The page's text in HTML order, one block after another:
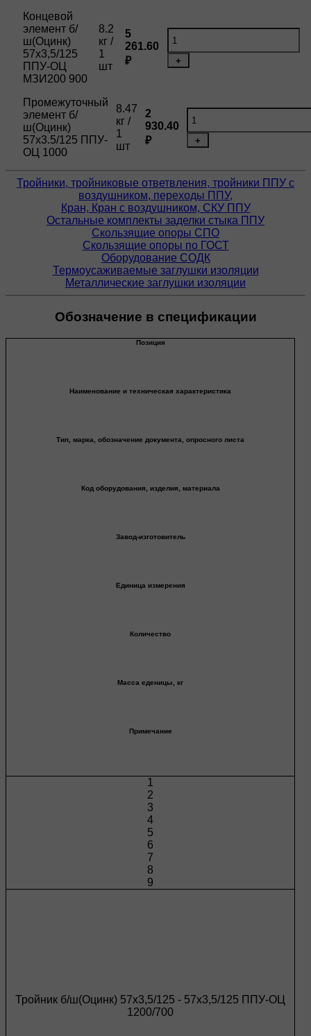
Концевой
элемент б/
ш(Оцинк)
57х3,5/125
ППУ-ОЦ
МЗИ200 900
8.2
кг /
1
шт
5
261.60
₽
+
Промежуточный
элемент б/
ш(Оцинк)
57х3.5/125 ППУ-
ОЦ 1000
8.47
кг /
1
шт
2
930.40
₽
+
Тройники, тройниковые ответвления, тройники ППУ с
воздушником, переходы ППУ,
Кран, Кран с воздушником, СКУ ППУ
Остальные комплекты заделки стыка ППУ
Скользящие опоры СПО
Скользящие опоры по ГОСТ
Оборудование СОДК
Термоусаживаемые заглушки изоляции
Металлические заглушки изоляции
Обозначение в спецификации
Позиция
Наименование и техническая характеристика
Тип, марка, обозначение документа, опросного листа
Код оборудования, изделия, материала
Завод-изготовитель
Единица измерения
Количество
Масса еденицы, кг
Примечание
1
2
3
4
5
6
7
8
9
Тройник б/ш(Оцинк) 57х3,5/125 - 57х3,5/125 ППУ-ОЦ
1200/700